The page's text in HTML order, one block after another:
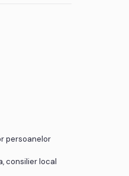
persoanelor
consilier local